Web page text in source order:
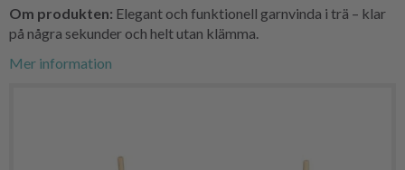
Om produkten: Elegant och funktionell garnvinda i trä – klar
på några sekunder och helt utan klämma.
Mer information